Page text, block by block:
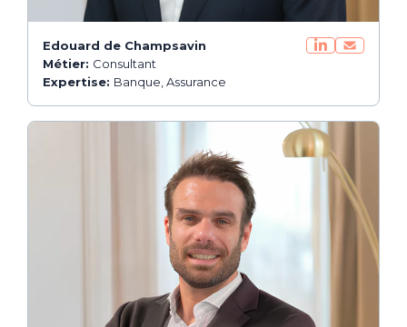
Edouard de Champsavin
Métier: Consultant
Expertise: Banque, Assurance